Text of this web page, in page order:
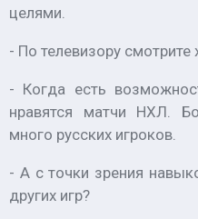
целями.
- По телевизору смотрите
- Когда есть
нравятся матчи НХЛ.
много русских игроков.
- А с точки зрения
других игр?